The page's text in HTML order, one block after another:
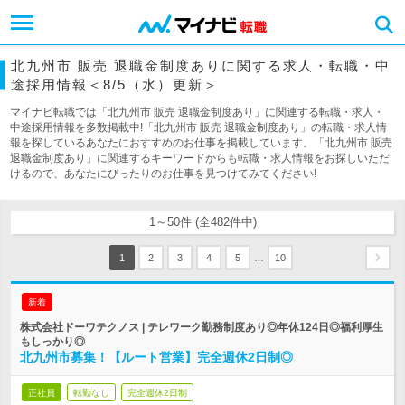
北九州市 販売 退職金制度ありに関する求人・転職・中
途採用情報＜8/5（水）更新＞
マイナビ転職では「北九州市 販売 退職金制度あり」に関連する転職・求人・
中途採用情報を多数掲載中!「北九州市 販売 退職金制度あり」の転職・求人情
報を探しているあなたにおすすめのお仕事を掲載しています。「北九州市 販売
退職金制度あり」に関連するキーワードからも転職・求人情報をお探しいただ
けるので、あなたにぴったりのお仕事を見つけてみてください!
1～50件 (全482件中)
1 2 3 4 5 10
新着
株式会社ドーワテクノス | テレワーク勤務制度あり◎年休124日◎福利厚生
もしっかり◎
北九州市募集！【ルート営業】完全週休2日制◎
正社員 転勤なし 完全週休2日制